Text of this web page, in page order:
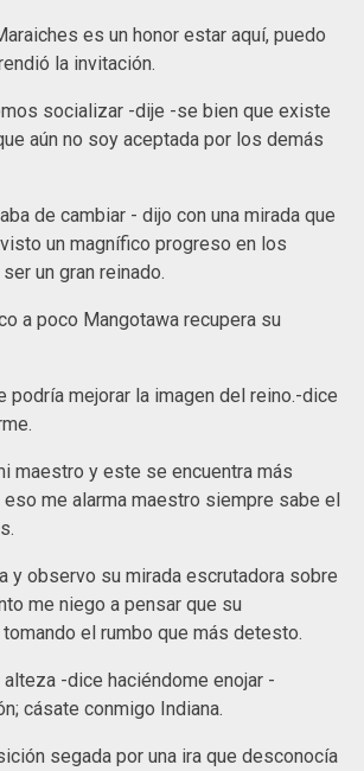
es un honor estar aquí, puedo
la invitación.
socializar -dije -se bien que existe
aún no soy aceptada por los demás
de cambiar - dijo con una mirada que
un magnífico progreso en los
un gran reinado.
a poco Mangotawa recupera su
podría mejorar la imagen del reino.-dice
maestro y este se encuentra más
eso me alarma maestro siempre sabe el
y observo su mirada escrutadora sobre
me niego a pensar que su
el rumbo que más detesto.
-dice haciéndome enojar -
cásate conmigo Indiana.
segada por una ira que desconocía